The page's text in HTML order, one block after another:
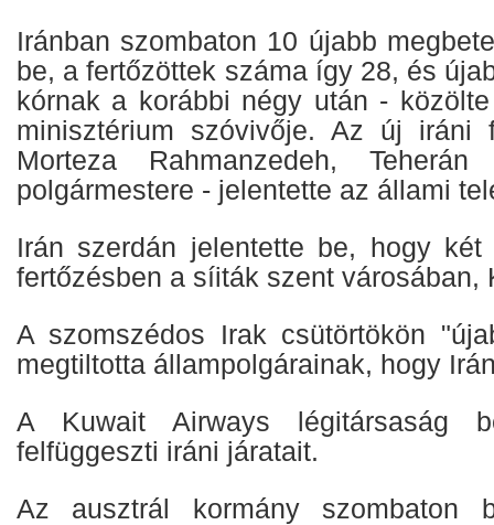
Iránban szombaton 10 újabb
be, a fertőzöttek száma így 28, és
kórnak a korábbi négy után -
minisztérium szóvivője. Az új iráni
Morteza Rahmanzedeh,
polgármestere - jelentette az állami
Irán szerdán jelentette be, hogy
fertőzésben a síiták szent városában,
A szomszédos Irak csütörtökön
megtiltotta állampolgárainak, hogy
A Kuwait Airways légitársaság
felfüggeszti iráni járatait.
Az ausztrál kormány szombaton